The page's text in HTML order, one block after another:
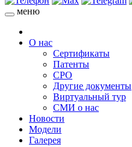
меню
О нас
Сертификаты
Патенты
СРО
Другие документы
Виртуальный тур
СМИ о нас
Новости
Модели
Галерея